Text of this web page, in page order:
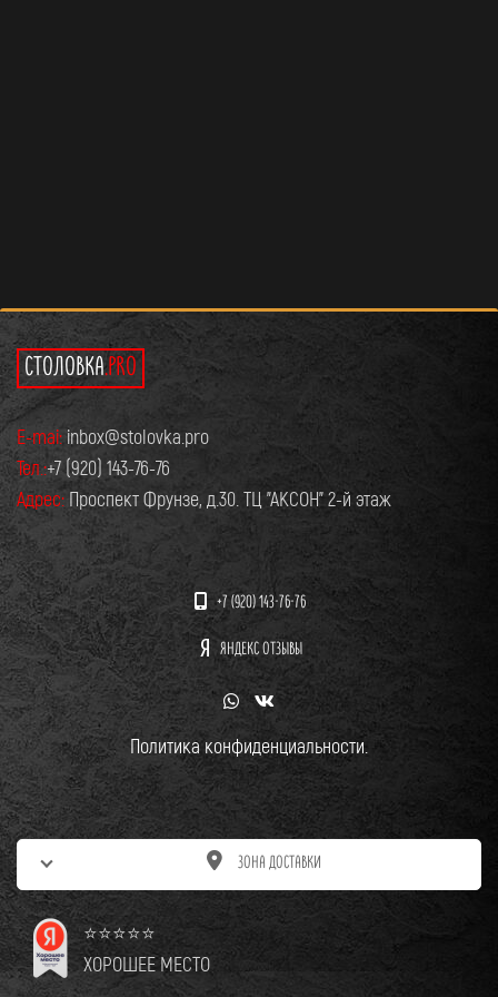
СТОЛОВКА.PRO
E-mai: inbox@stolovka.pro
Тел.:+7 (920) 143-76-76
Адрес: Проспект Фрунзе, д.30. ТЦ "АКСОН" 2-й этаж
+7 (920) 143-76-76
ЯНДЕКС ОТЗЫВЫ
Политика конфиденциальности.
ЗОНА ДОСТАВКИ
⭐⭐⭐⭐⭐
ХОРОШЕЕ МЕСТО